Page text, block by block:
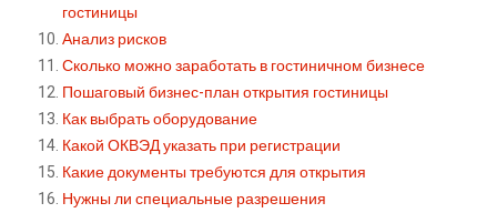
гостиницы
Анализ рисков
Сколько можно заработать в гостиничном бизнесе
Пошаговый бизнес-план открытия гостиницы
Как выбрать оборудование
Какой ОКВЭД указать при регистрации
Какие документы требуются для открытия
Нужны ли специальные разрешения